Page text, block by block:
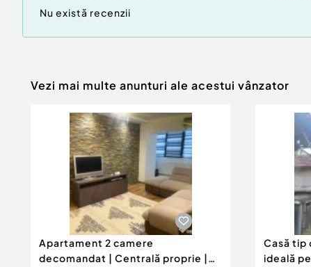
Curent
Nu există recenzii
Vezi mai multe anunturi ale acestui vânzator
Apartament 2 camere
decomandat | Centrală proprie |
Casă tip
ideală